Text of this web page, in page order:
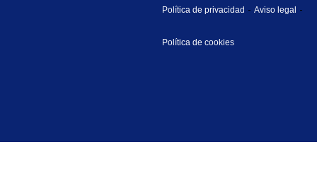
Política de privacidad Aviso legal
Política de cookies